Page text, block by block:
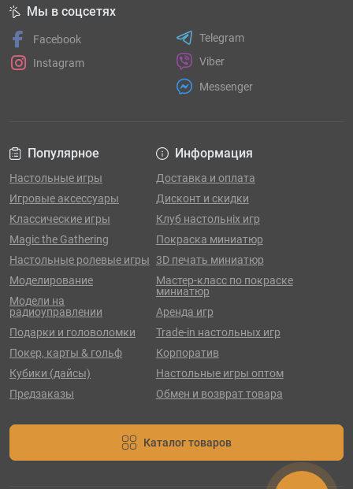
Популярное
Настольные игры
Игровые аксессуары
Классические игры
Magic the Gathering
Настольные ролевые игры
Моделирование
Модели на
радиоуправлении
Подарки и головоломки
Покер, карты & гольф
Кубики (дайсы)
Предзаказы
Информация
Доставка и оплата
Дисконт и скидки
Клуб настольніх игр
Покраска миниатюр
3D печать миниатюр
Мастер-класс по покраске
миниатюр
Аренда игр
Trade-in настольных игр
Корпоратив
Настольные игры оптом
Обмен и возврат товара
Каталог товаров
Мы в соцсетях
Facebook
Instagram
Telegram
Viber
Messenger